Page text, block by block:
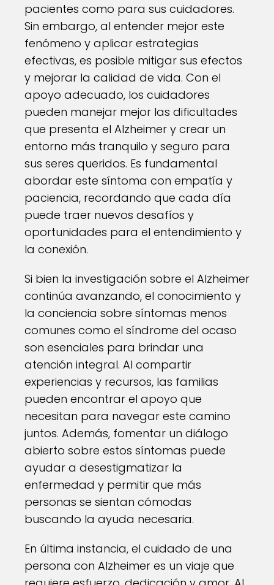
pacientes como para sus cuidadores.
Sin embargo, al entender mejor este
fenómeno y aplicar estrategias
efectivas, es posible mitigar sus efectos
y mejorar la calidad de vida. Con el
apoyo adecuado, los cuidadores
pueden manejar mejor las dificultades
que presenta el Alzheimer y crear un
entorno más tranquilo y seguro para
sus seres queridos. Es fundamental
abordar este síntoma con empatía y
paciencia, recordando que cada día
puede traer nuevos desafíos y
oportunidades para el entendimiento y
la conexión.
Si bien la investigación sobre el Alzheimer
continúa avanzando, el conocimiento y
la conciencia sobre síntomas menos
comunes como el síndrome del ocaso
son esenciales para brindar una
atención integral. Al compartir
experiencias y recursos, las familias
pueden encontrar el apoyo que
necesitan para navegar este camino
juntos. Además, fomentar un diálogo
abierto sobre estos síntomas puede
ayudar a desestigmatizar la
enfermedad y permitir que más
personas se sientan cómodas
buscando la ayuda necesaria.
En última instancia, el cuidado de una
persona con Alzheimer es un viaje que